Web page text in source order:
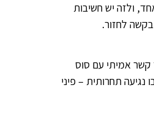
ולזה יש חשיבות
לחזור.
קשר אמיתי עם סוס
תחרותית – פיני